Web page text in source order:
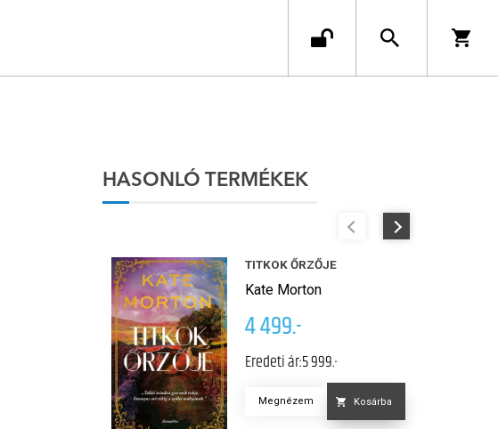
HASONLÓ TERMÉKEK
TITKOK ŐRZŐJE
Kate Morton
4 499.-
Eredeti ár:5 999.-
Megnézem Kosárba